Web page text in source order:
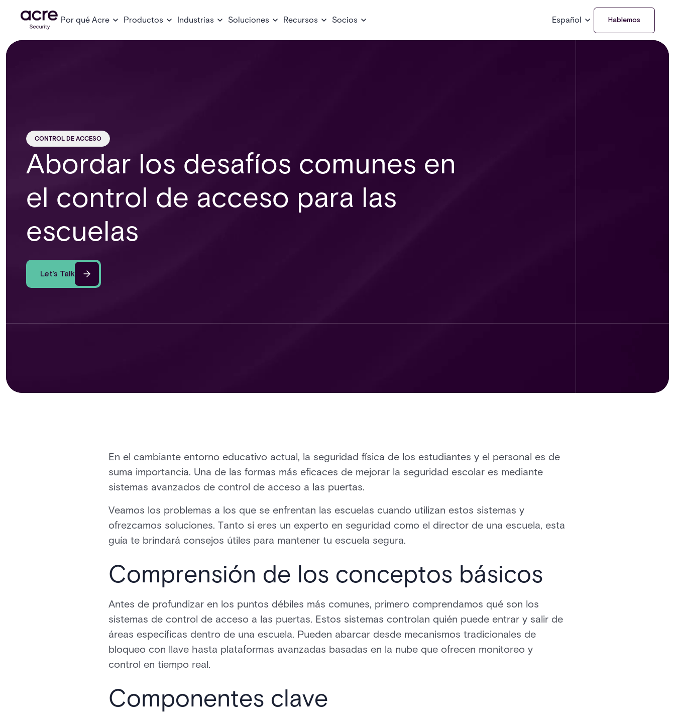
Por qué Acre Productos Industrias Soluciones Recursos Socios Español Hablemos
CONTROL DE ACCESO
Abordar los desafíos comunes en
el control de acceso para las
escuelas
Let’s Talk
En el cambiante entorno educativo actual, la seguridad física de los estudiantes y el personal es de
suma importancia. Una de las formas más eficaces de mejorar la seguridad escolar es mediante
sistemas avanzados de control de acceso a las puertas.
Veamos los problemas a los que se enfrentan las escuelas cuando utilizan estos sistemas y
ofrezcamos soluciones. Tanto si eres un experto en seguridad como el director de una escuela, esta
guía te brindará consejos útiles para mantener tu escuela segura.
Comprensión de los conceptos básicos
Antes de profundizar en los puntos débiles más comunes, primero comprendamos qué son los
sistemas de control de acceso a las puertas. Estos sistemas controlan quién puede entrar y salir de
áreas específicas dentro de una escuela. Pueden abarcar desde mecanismos tradicionales de
bloqueo con llave hasta plataformas avanzadas basadas en la nube que ofrecen monitoreo y
control en tiempo real.
Componentes clave